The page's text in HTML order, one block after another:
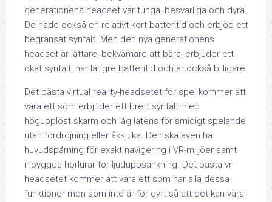
generationens headset var tunga, besvärliga och dyra.
De hade också en relativt kort batteritid och erbjöd ett
begränsat synfält. Men den nya generationens
headset är lättare, bekvämare att bära, erbjuder ett
ökat synfält, har längre batteritid och är också billigare.
Det bästa virtual reality-headsetet för spel kommer att
vara ett som erbjuder ett brett synfält med
högupplöst skärm och låg latens för smidigt spelande
utan fördröjning eller åksjuka. Den ska även ha
huvudspårning för exakt navigering i VR-miljöer samt
inbyggda hörlurar för ljuduppsänkning. Det bästa vr-
headsetet kommer att vara ett som har alla dessa
funktioner men som inte är för dyrt så att det kan vara